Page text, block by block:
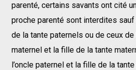
parenté, certains savants ont cité
proche parenté sont interdites
de la tante paternels ou de ceux de
maternel et la fille de la tante
l’oncle paternel et la fille de la